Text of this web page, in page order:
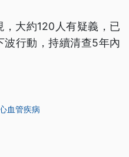
大約120人有疑義，已
行動，持續清查5年內
血管疾病